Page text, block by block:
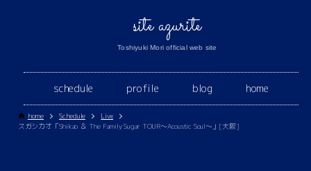
site azurite
Toshiyuki Mori official web site
schedule profile blog home
home Schedule
Live
スガシカオ「Shikao ＆ The Family Sugar TOUR～Acoustic Soul～」[大阪]